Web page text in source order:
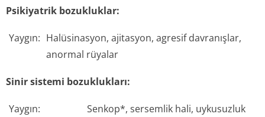
Psikiyatrik bozukluklar:
Yaygın: Halüsinasyon, ajitasyon, agresif davranışlar,
anormal rüyalar
Sinir sistemi bozuklukları:
Yaygın: Senkop*, sersemlik hali, uykusuzluk